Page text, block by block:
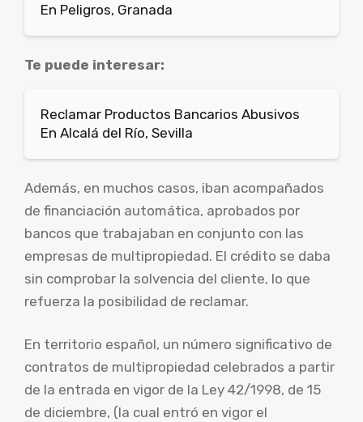
En Peligros, Granada
Te puede interesar:
Reclamar Productos Bancarios Abusivos
En Alcalá del Río, Sevilla
Además, en muchos casos, iban acompañados
de financiación automática, aprobados por
bancos que trabajaban en conjunto con las
empresas de multipropiedad. El crédito se daba
sin comprobar la solvencia del cliente, lo que
refuerza la posibilidad de reclamar.
En territorio español, un número significativo de
contratos de multipropiedad celebrados a partir
de la entrada en vigor de la Ley 42/1998, de 15
de diciembre, (la cual entró en vigor el